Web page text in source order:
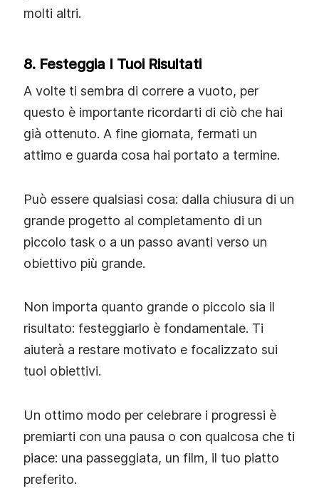
molti altri.
8. Festeggia I Tuoi Risultati
A volte ti sembra di correre a vuoto, per
questo è importante ricordarti di ciò che hai
già ottenuto. A fine giornata, fermati un
attimo e guarda cosa hai portato a termine.
Può essere qualsiasi cosa: dalla chiusura di un
grande progetto al completamento di un
piccolo task o a un passo avanti verso un
obiettivo più grande.
Non importa quanto grande o piccolo sia il
risultato: festeggiarlo è fondamentale. Ti
aiuterà a restare motivato e focalizzato sui
tuoi obiettivi.
Un ottimo modo per celebrare i progressi è
premiarti con una pausa o con qualcosa che ti
piace: una passeggiata, un film, il tuo piatto
preferito.